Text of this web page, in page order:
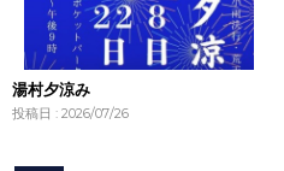
湯村夕涼み
投稿日 : 2026/07/26